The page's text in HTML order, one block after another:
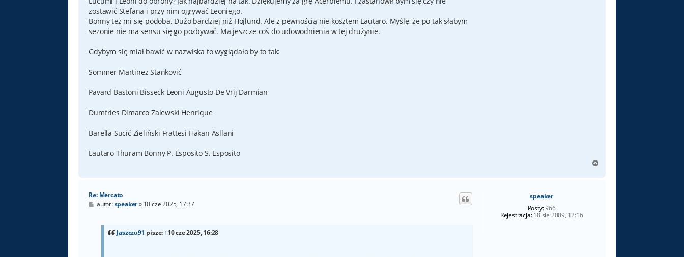
zostawić Stefana i przy nim ogrywać Leoniego.
Bonny też mi się podoba. Dużo bardziej niż Hojlund. Ale z pewnością nie kosztem Lautaro. Myślę, że po tak słabym
sezonie nie ma sensu się go pozbywać. Ma jeszcze coś do udowodnienia w tej drużynie.
Gdybym się miał bawić w nazwiska to wyglądało by to tak:
Sommer Martinez Stanković
Pavard Bastoni Bisseck Leoni Augusto De Vrij Darmian
Dumfries Dimarco Zalewski Henrique
Barella Sucić Zieliński Frattesi Hakan Asllani
Lautaro Thuram Bonny P. Esposito S. Esposito
g
speaker
Posty:966
Rejestracja:18 sie 2009, 12:16
Re: Mercato
Pautor:speaker» 10 cze 2025, 17:37
Jaszczu91 pisze: ↑10 cze 2025, 16:28